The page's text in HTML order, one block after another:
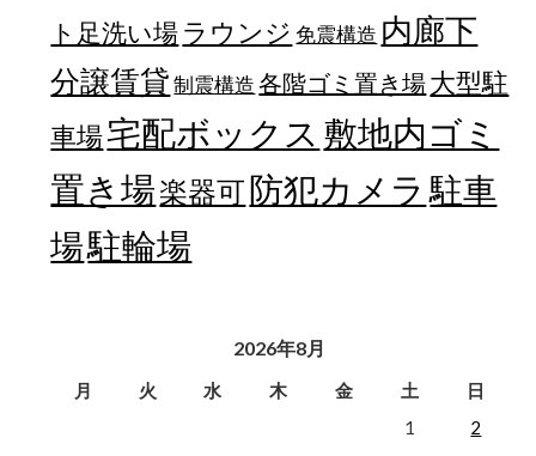
ト足洗い場 ラウンジ 免震構造 内廊下
分譲賃貸 制震構造 各階ゴミ置き場大型駐
車場宅配ボックス 敷地内ゴミ
置き場楽器可防犯カメラ 駐車
場駐輪場
2026年8月
月 火 水 木 金 土
日
1
2